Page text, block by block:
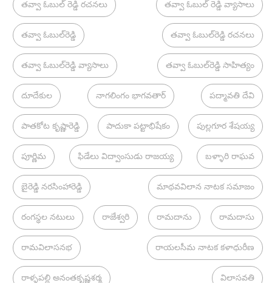
తవ్వా ఓబుల్ రెడ్డి రచనలు తవ్వా ఓబుల్ రెడ్డి వ్యాసాలు
తవ్వా ఓబుల్‌రెడ్డి తవ్వా ఓబుల్‌రెడ్డి రచనలు
తవ్వా ఓబుల్‌రెడ్డి వ్యాసాలు తవ్వా ఓబుల్‌రెడ్డి సాహిత్యం
దూదేకుల నాగలింగం భాగవతార్ పద్మావతి దేవి
పాతకోట కృష్ణారెడ్డి పాదుకా పట్టాభిషేకం పుల్లగూర శేషయ్య
పూర్ణిమ ఫిడేలు విద్వాంసుడు రాజయ్య బళ్ళారి రాఘవ
బైరెడ్డి నరసింహారెడ్డి మాథవవిలాన నాటక సమాజం
రంగస్థల నటులు రాజేశ్వరి రామదాను రామదాసు
రామవిలాసనభ రాయలసీమ నాటక కళాధురీణ
రాళ్ళపల్లి అనంతకృష్ణశర్మ విలాసవతి